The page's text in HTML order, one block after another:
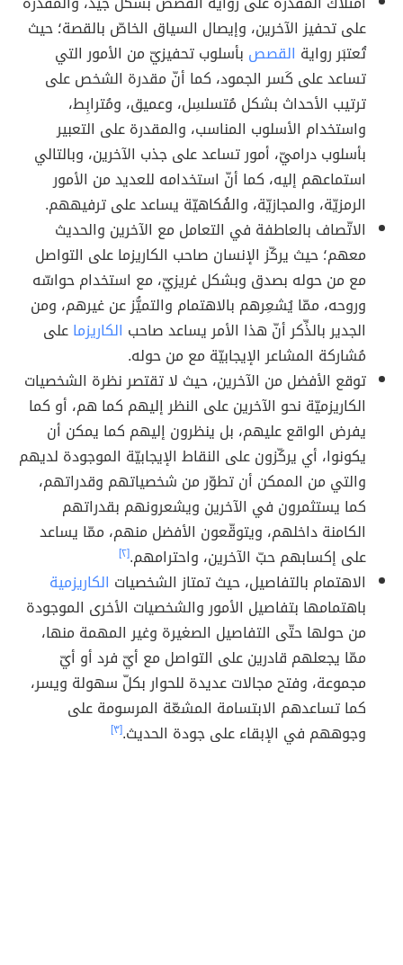
على تحفيز الآخرين، وإيصال السياق الخاصّ بالقصة؛ حيث
تُعتبَر رواية القصص بأسلوب تحفيزيّ من الأمور التي
تساعد على كَسر الجمود، كما أنّ مقدرة الشخص على
ترتيب الأحداث بشكل مُتسلسِل، وعميق، ومُترابِط،
واستخدام الأسلوب المناسب، والمقدرة على التعبير
بأسلوب دراميّ، أمور تساعد على جذب الآخرين، وبالتالي
استماعهم إليه، كما أنّ استخدامه للعديد من الأمور
الرمزيّة، والمجازيّة، والفُكاهيّة يساعد على ترفيههم.
الاتّصاف بالعاطفة في التعامل مع الآخرين والحديث
معهم؛ حيث يركّز الإنسان صاحب الكاريزما على التواصل
مع من حوله بصدق وبشكل غريزيّ، مع استخدام حواسّه
وروحه، ممّا يُشعِرهم بالاهتمام والتميُّز عن غيرهم، ومن
الجدير بالذِّكر أنّ هذا الأمر يساعد صاحب الكاريزماعلى
مُشاركة المشاعر الإيجابيّة مع من حوله.
توقع الأفضل من الآخرين، حيث لا تقتصر نظرة الشخصيات
الكاريزميّة نحو الآخرين على النظر إليهم كما هم، أو كما
يفرض الواقع عليهم، بل ينظرون إليهم كما يمكن أن
يكونوا، أي يركّزون على النقاط الإيجابيّة الموجودة لديهم
والتي من الممكن أن تطوّر من شخصياتهم وقدراتهم،
كما يستثمرون في الآخرين ويشعرونهم بقدراتهم
الكامنة داخلهم، ويتوقّعون الأفضل منهم، ممّا يساعد
على إكسابهم حبّ الآخرين، واحترامهم.[٢]
الاهتمام بالتفاصيل، حيث تمتاز الشخصيات الكاريزمية
باهتمامها بتفاصيل الأمور والشخصيات الأخرى الموجودة
من حولها حتّى التفاصيل الصغيرة وغير المهمة منها،
ممّا يجعلهم قادرين على التواصل مع أيّ فرد أو أيّ
مجموعة، وفتح مجالات عديدة للحوار بكلّ سهولة ويسر،
كما تساعدهم الابتسامة المشعّة المرسومة على
وجوههم في الإبقاء على جودة الحديث.[٣]